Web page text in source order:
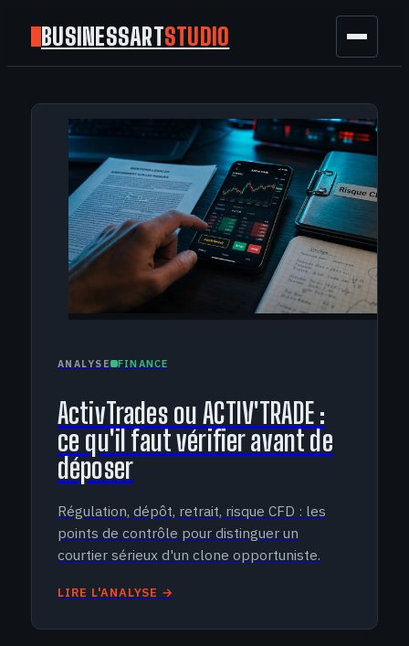
BUSINESSARTSTUDIO
MARKETING
FINANCE
TECH
ANALYSE FINANCE
ActivTrades ou ACTIV'TRADE :
ce qu'il faut vérifier avant de
déposer
Régulation, dépôt, retrait, risque CFD : les
points de contrôle pour distinguer un
courtier sérieux d'un clone opportuniste.
LIRE L'ANALYSE →